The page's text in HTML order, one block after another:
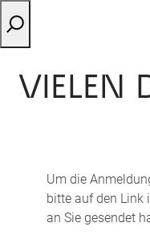
VIELEN
Um die
bitte auf den Link
an Sie gesendet